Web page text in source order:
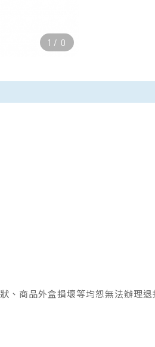
1 / 0
、商品外盒損壞等均恕無法辦理退